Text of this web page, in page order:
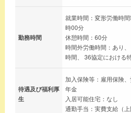
勤務時間
就業時間：変形労働時
時00分
休憩時間：60分
時間外労働時間：あり
時間、 36協定における
待遇及び福利厚
生
加入保険等：雇用保険
年金
入居可能住宅：なし
通勤手当：実費支給（